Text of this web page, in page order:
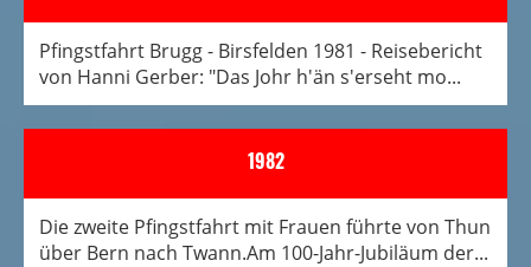
Pfingstfahrt Brugg - Birsfelden 1981 - Reisebericht
von Hanni Gerber: "Das Johr h'än s'erseht mo...
1982
Die zweite Pfingstfahrt mit Frauen führte von Thun
über Bern nach Twann.Am 100-Jahr-Jubiläum der...